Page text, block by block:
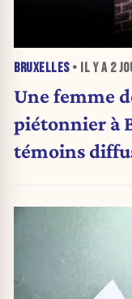
BRUXELLES• IL Y A 2
Une femme
piétonnier à
témoins